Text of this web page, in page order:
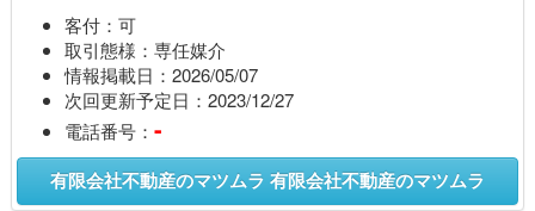
客付：可
取引態様：専任媒介
情報掲載日：2026/05/07
次回更新予定日：2023/12/27
電話番号： -
有限会社不動産のマツムラ 有限会社不動産のマツムラ